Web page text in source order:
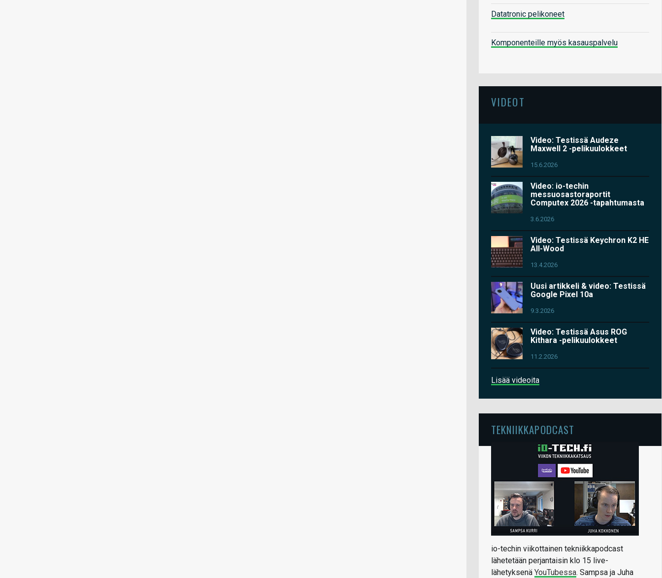
Datatronic pelikoneet
Komponenteille myös kasauspalvelu
VIDEOT
Video: Testissä Audeze
Maxwell 2 -pelikuulokkeet
15.6.2026
Video: io-techin
messuosastoraportit
Computex 2026 -tapahtumasta
3.6.2026
Video: Testissä Keychron K2 HE
All-Wood
13.4.2026
Uusi artikkeli & video: Testissä
Google Pixel 10a
9.3.2026
Video: Testissä Asus ROG
Kithara -pelikuulokkeet
11.2.2026
Lisää videoita
TEKNIIKKAPODCAST
io-techin viikottainen tekniikkapodcast
lähetetään perjantaisin klo 15 live-
lähetyksenä YouTubessa. Sampsa ja Juha